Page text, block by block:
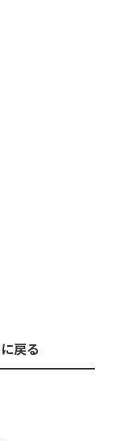
戻る